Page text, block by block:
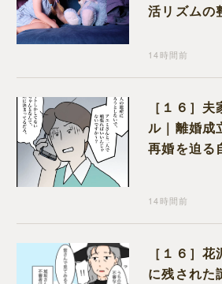
活リズムの
14時間前
［１６］
ル｜離婚成
再婚を迫る
14時間前
［１６］
に残された